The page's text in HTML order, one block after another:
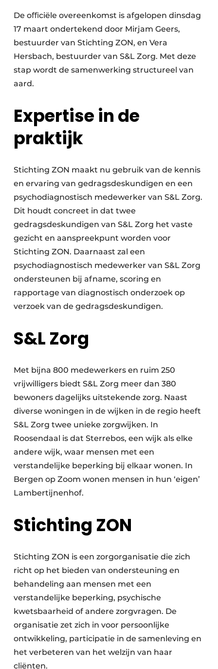
De oﬃciële overeenkomst is afgelopen dinsdag
17 maart ondertekend door Mirjam Geers,
bestuurder van Stichting ZON, en Vera
Hersbach, bestuurder van S&L Zorg. Met deze
stap wordt de samenwerking structureel van
aard.
Expertise in de
praktijk
Stichting ZON maakt nu gebruik van de kennis
en ervaring van gedragsdeskundigen en een
psychodiagnostisch medewerker van S&L Zorg.
Dit houdt concreet in dat twee
gedragsdeskundigen van S&L Zorg het vaste
gezicht en aanspreekpunt worden voor
Stichting ZON. Daarnaast zal een
psychodiagnostisch medewerker van S&L Zorg
ondersteunen bij afname, scoring en
rapportage van diagnostisch onderzoek op
verzoek van de gedragsdeskundigen.
S&L Zorg
Met bijna 800 medewerkers en ruim 250
vrijwilligers biedt S&L Zorg meer dan 380
bewoners dagelijks uitstekende zorg. Naast
diverse woningen in de wijken in de regio heeft
S&L Zorg twee unieke zorgwijken. In
Roosendaal is dat Sterrebos, een wijk als elke
andere wijk, waar mensen met een
verstandelijke beperking bij elkaar wonen. In
Bergen op Zoom wonen mensen in hun ‘eigen’
Lambertijnenhof.
Stichting ZON
Stichting ZON is een zorgorganisatie die zich
richt op het bieden van ondersteuning en
behandeling aan mensen met een
verstandelijke beperking, psychische
kwetsbaarheid of andere zorgvragen. De
organisatie zet zich in voor persoonlijke
ontwikkeling, participatie in de samenleving en
het verbeteren van het welzijn van haar
cliënten.